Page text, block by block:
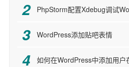
PhpStorm配置Xdebug调试
WordPress添加贴吧表情
如何在WordPress中添加用户